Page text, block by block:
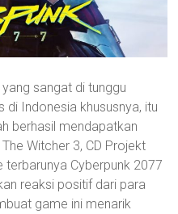
sangat di tunggu
di Indonesia khususnya, itu
berhasil mendapatkan
Witcher 3, CD Projekt
Cyberpunk 2077
reaksi positif dari para
game ini menarik